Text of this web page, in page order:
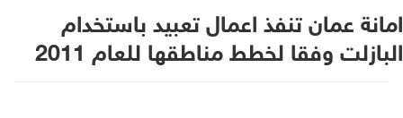
امانة عمان تنفذ اعمال تعبيد باستخدام
البازلت وفقا لخطط مناطقها للعام 2011